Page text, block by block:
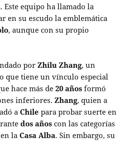
. Este equipo ha llamado la
en su escudo la emblemática
, aunque con su propio
por Zhilu Zhang, un
que tiene un vínculo especial
hace más de20 años formó
inferiores. Zhang, quien a
aChile para probar suerte en
dos años con las categorías
laCasa Alba. Sin embargo, su